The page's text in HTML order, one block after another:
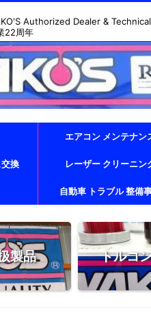
Authorized Dealer &
22周年
エアコン メンテナン
換 レーザー クリーニン
自動車 トラブル 整備
製品 トルコ